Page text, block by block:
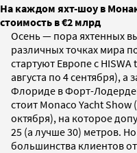
На каждом яхт-шоу в
стоимость в €2 млрд
Осень — пора яхтенных
различных точках мира
стартуют Европе с
августа по 4 сентября), а
Флориде в Форт-
стоит Monaco Yacht Show
октября), на которое
25 (а лучше 30) метров.
большинства клиентов